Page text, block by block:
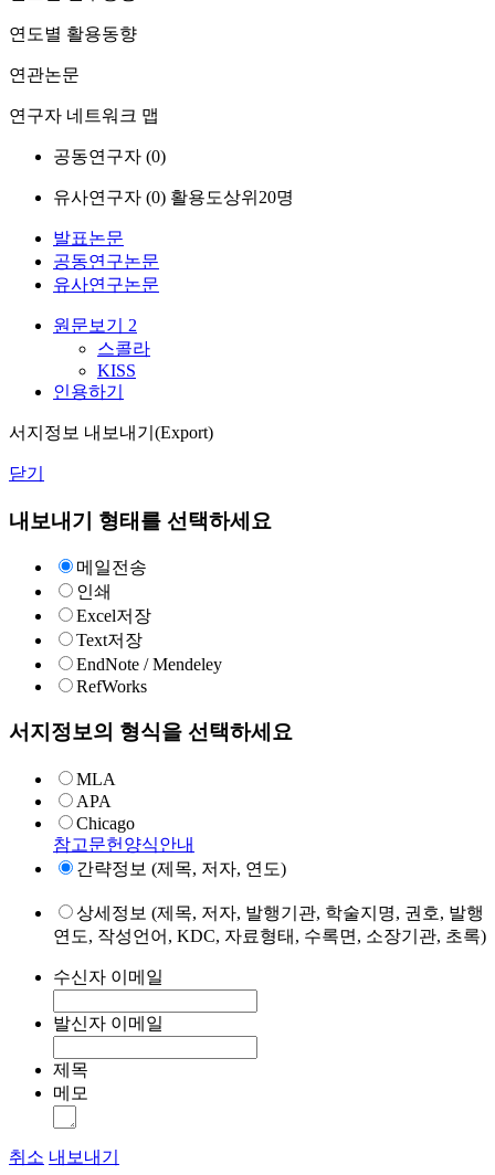
연도별 활용동향
연관논문
연구자 네트워크 맵
공동연구자 (0)
유사연구자 (0) 활용도상위20명
발표논문
공동연구논문
유사연구논문
원문보기 2
스콜라
KISS
인용하기
서지정보 내보내기(Export)
닫기
내보내기 형태를 선택하세요
메일전송
인쇄
Excel저장
Text저장
EndNote / Mendeley
RefWorks
서지정보의 형식을 선택하세요
MLA
APA
Chicago
참고문헌양식안내
간략정보 (제목, 저자, 연도)
상세정보 (제목, 저자, 발행기관, 학술지명, 권호, 발행
연도, 작성언어, KDC, 자료형태, 수록면, 소장기관, 초록)
수신자 이메일
발신자 이메일
제목
메모
취소 내보내기